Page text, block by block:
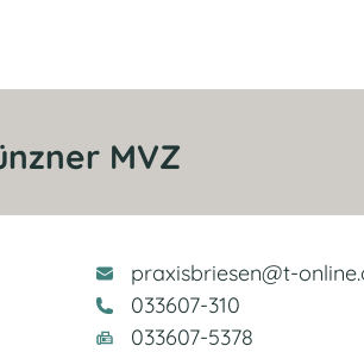
MVZ
praxisbriesen@t-
033607-310
033607-5378